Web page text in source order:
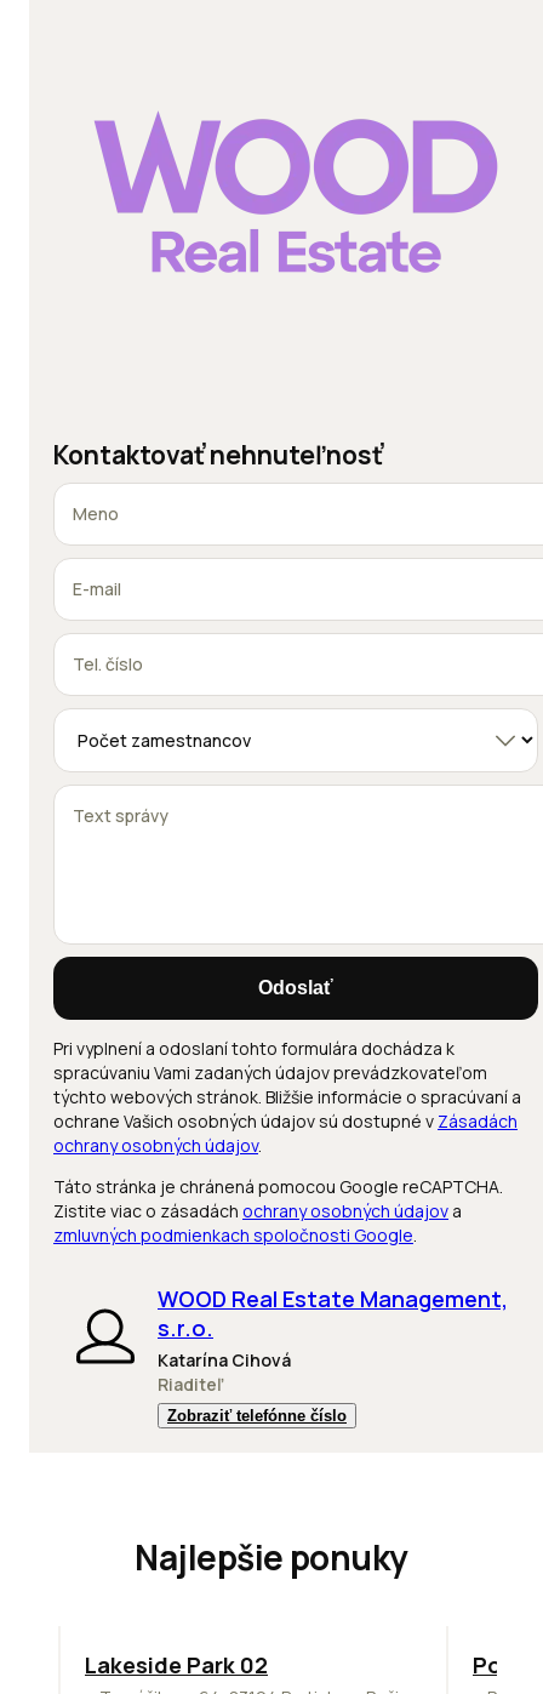
Kontaktovať nehnuteľnosť
Odoslať
Pri vyplnení a odoslaní tohto formulára dochádza k
spracúvaniu Vami zadaných údajov prevádzkovateľom
týchto webových stránok. Bližšie informácie o spracúvaní a
ochrane Vašich osobných údajov sú dostupné v Zásadách
ochrany osobných údajov.
Táto stránka je chránená pomocou Google reCAPTCHA.
Zistite viac o zásadách ochrany osobných údajov a
zmluvných podmienkach spoločnosti Google.
WOOD Real Estate Management,
s.r.o.
Katarína Cihová
Riaditeľ
Zobraziť telefónne číslo
Najlepšie ponuky
ODPORÚČAME
Lakeside Park 02